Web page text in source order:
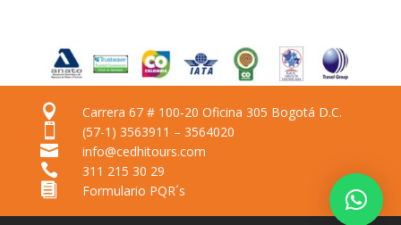
 Carrera 67 # 100-20 Oficina 305 Bogotá D.C.
 (57-1) 3563911 – 3564020
 info@cedhitours.com
 311 215 30 29
 Formulario PQR´s